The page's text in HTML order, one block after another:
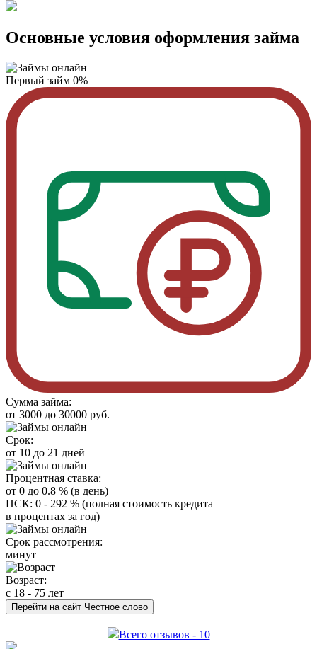
Основные условия оформления займа
Первый займ 0%
Сумма займа:
от 3000 до 30000 руб.
Срок:
от 10 до 21 дней
Процентная ставка:
от 0 до 0.8 % (в день)
ПСК: 0 - 292 % (полная стоимость кредита
в процентах за год)
Срок рассмотрения:
минут
Возраст:
с 18 - 75 лет
Перейти на сайт Честное слово
Всего отзывов - 10